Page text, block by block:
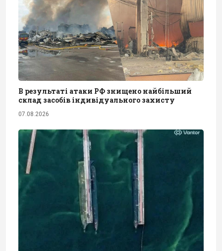
В результаті атаки РФ знищено найбільший
склад засобів індивідуального захисту
07.08.2026